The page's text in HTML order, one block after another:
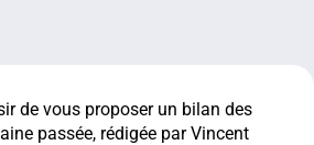
de vous proposer un bilan des
passée, rédigée par Vincent